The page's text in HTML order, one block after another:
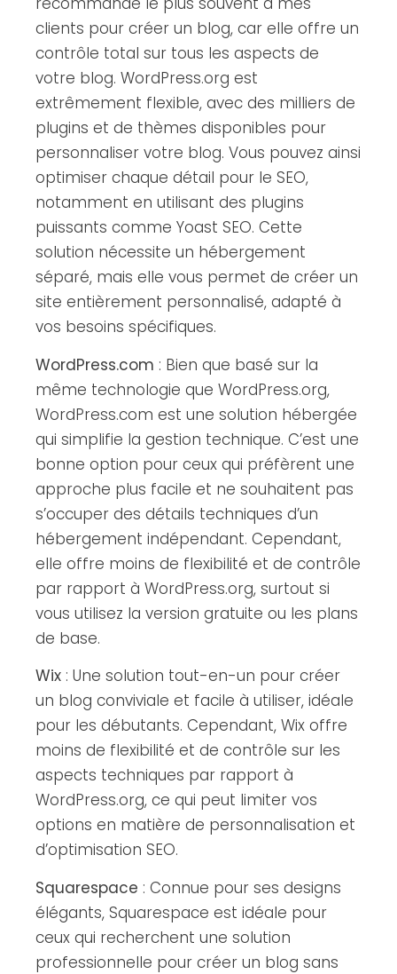
clients pour créer un blog, car elle offre un
contrôle total sur tous les aspects de
votre blog. WordPress.org est
extrêmement flexible, avec des milliers de
plugins et de thèmes disponibles pour
personnaliser votre blog. Vous pouvez ainsi
optimiser chaque détail pour le SEO,
notamment en utilisant des plugins
puissants comme Yoast SEO. Cette
solution nécessite un hébergement
séparé, mais elle vous permet de créer un
site entièrement personnalisé, adapté à
vos besoins spécifiques.
WordPress.com : Bien que basé sur la
même technologie que WordPress.org,
WordPress.com est une solution hébergée
qui simplifie la gestion technique. C’est une
bonne option pour ceux qui préfèrent une
approche plus facile et ne souhaitent pas
s’occuper des détails techniques d’un
hébergement indépendant. Cependant,
elle offre moins de flexibilité et de contrôle
par rapport à WordPress.org, surtout si
vous utilisez la version gratuite ou les plans
de base.
Wix : Une solution tout-en-un pour créer
un blog conviviale et facile à utiliser, idéale
pour les débutants. Cependant, Wix offre
moins de flexibilité et de contrôle sur les
aspects techniques par rapport à
WordPress.org, ce qui peut limiter vos
options en matière de personnalisation et
d’optimisation SEO.
Squarespace : Connue pour ses designs
élégants, Squarespace est idéale pour
ceux qui recherchent une solution
professionnelle pour créer un blog sans